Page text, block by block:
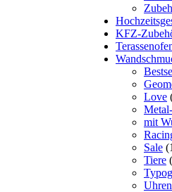
KFZ-
Love
mit
Sale
Tiere
Uhren